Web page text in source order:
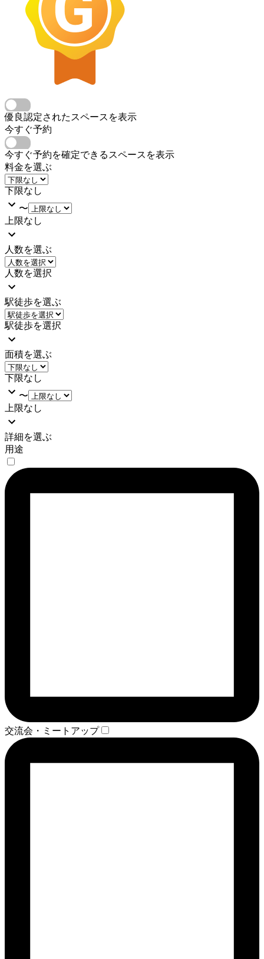
優良認定されたスペースを表示
今すぐ予約
今すぐ予約を確定できるスペースを表示
料金を選ぶ
下限なし
〜
上限なし
人数を選ぶ
人数を選択
駅徒歩を選ぶ
駅徒歩を選択
面積を選ぶ
下限なし
〜
上限なし
詳細を選ぶ
用途
交流会・ミートアップ